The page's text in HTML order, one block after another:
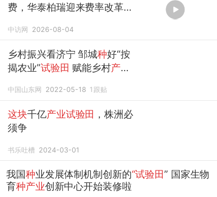
费，华泰柏瑞迎来费率改革最
中访网 2026-08-04
乡村振兴看济宁 邹城种好“按
揭农业”试验田 赋能乡村产业
中国山东网 2022-05-18 1 跟贴
这块千亿产业试验田 ，株洲必
须争
书乐吐槽 2024-03-01
我国种业发展体制机制创新的“试验田” 国家生物
育种产业创新中心开始装修啦